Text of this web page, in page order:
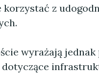
korzystać z
wyrażają jednak
dotyczące